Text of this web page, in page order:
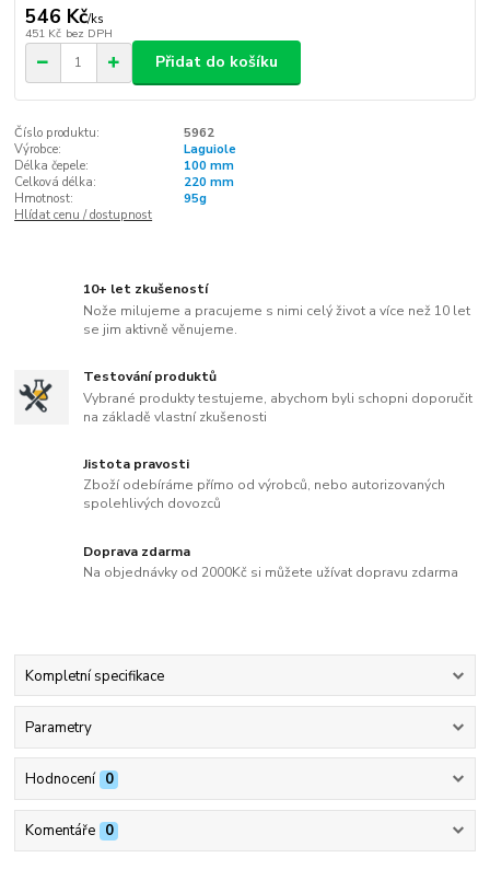
546 Kč/ks
451 Kč bez DPH
Přidat do košíku
Číslo produktu:
5962
Výrobce:
Laguiole
Délka čepele:
100 mm
Celková délka:
220 mm
Hmotnost:
95g
Hlídat cenu / dostupnost
10+ let zkušeností
Nože milujeme a pracujeme s nimi celý život a více než 10 let
se jim aktivně věnujeme.
Testování produktů
Vybrané produkty testujeme, abychom byli schopni doporučit
na základě vlastní zkušenosti
Jistota pravosti
Zboží odebíráme přímo od výrobců, nebo autorizovaných
spolehlivých dovozců
Doprava zdarma
Na objednávky od 2000Kč si můžete užívat dopravu zdarma
Kompletní specifikace
Parametry
Hodnocení 0
Komentáře 0